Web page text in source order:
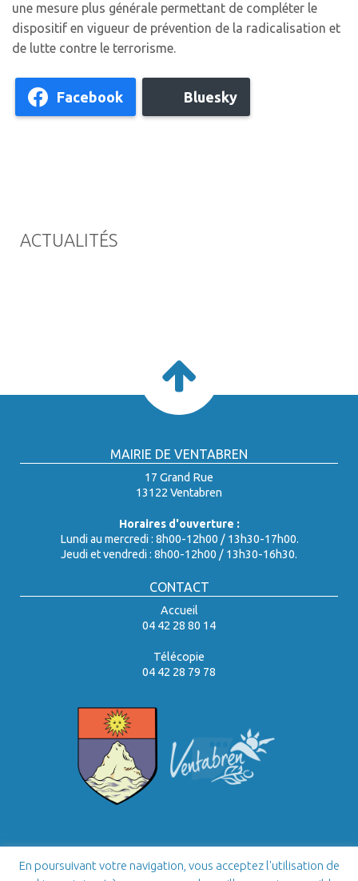
une mesure plus générale permettant de compléter le
dispositif en vigueur de prévention de la radicalisation et
de lutte contre le terrorisme.
Facebook Bluesky
ACTUALITÉS
MAIRIE DE VENTABREN
17 Grand Rue
13122 Ventabren
Horaires d'ouverture :
Lundi au mercredi : 8h00-12h00 / 13h30-17h00.
Jeudi et vendredi : 8h00-12h00 / 13h30-16h30.
CONTACT
Accueil
04 42 28 80 14
Télécopie
04 42 28 79 78
Tous droits réservés ©2026 - Ville de Ventabren. Site conçu et réalisé
Kaiman
En poursuivant votre navigation, vous acceptez l'utilisation de